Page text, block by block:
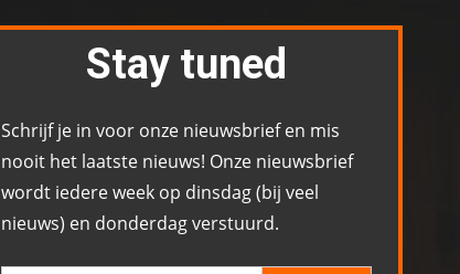
Stay tuned
Schrijf je in voor onze nieuwsbrief en mis
nooit het laatste nieuws! Onze nieuwsbrief
wordt iedere week op dinsdag (bij veel
nieuws) en donderdag verstuurd.